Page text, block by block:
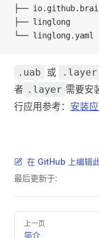
├──
├── linglong
└── linglong.yaml
.uab 或 .layer
者 .layer 需要安
行应用参考： 安装
在 GitHub 上编辑
最后更新于:
Pager
上一页
简介